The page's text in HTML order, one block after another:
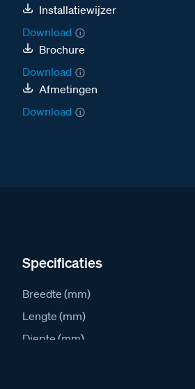
Installatiewijzer
Download
Brochure
Download
Afmetingen
Download
Specificaties
Breedte (mm)
Lengte (mm)
Diepte (mm)